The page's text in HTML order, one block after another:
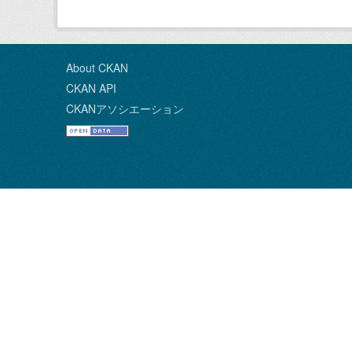
About CKAN
CKAN API
CKANアソシエーション